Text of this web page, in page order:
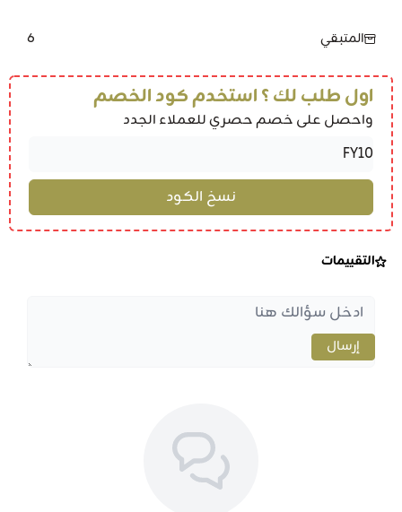
المتبقي 6
اول طلب لك ؟ استخدم كود الخصم
واحصل على خصم حصري للعملاء الجدد
التقييمات
إرسال